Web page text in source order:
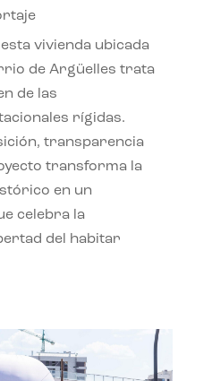
vivienda ubicada
de Argüelles trata
de las
rígidas.
transparencia
transforma la
en un
celebra la
del habitar